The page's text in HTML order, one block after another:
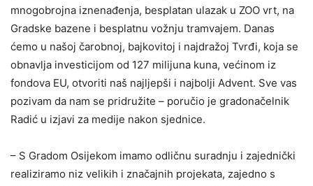
mnogobrojna iznenađenja, besplatan ulazak u ZOO vrt, na
Gradske bazene i besplatnu vožnju tramvajem. Danas
ćemo u našoj čarobnoj, bajkovitoj i najdražoj Tvrđi, koja se
obnavlja investicijom od 127 milijuna kuna, većinom iz
fondova EU, otvoriti naš najljepši i najbolji Advent. Sve vas
pozivam da nam se pridružite – poručio je gradonačelnik
Radić u izjavi za medije nakon sjednice.
– S Gradom Osijekom imamo odličnu suradnju i zajednički
realiziramo niz velikih i značajnih projekata, zajedno s